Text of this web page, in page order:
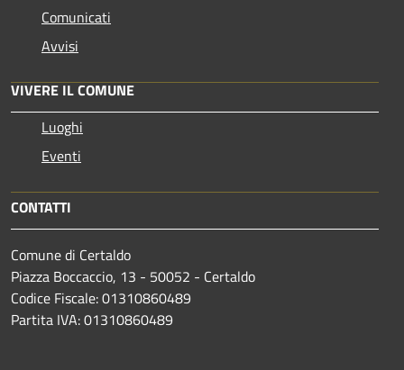
Comunicati
Avvisi
VIVERE IL COMUNE
Luoghi
Eventi
CONTATTI
Comune di Certaldo
Piazza Boccaccio, 13 - 50052 - Certaldo
Codice Fiscale: 01310860489
Partita IVA: 01310860489